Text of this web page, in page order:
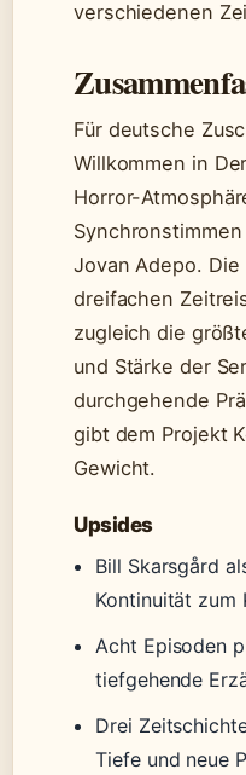
verschiedenen
Für deutsche
Willkommen in
Horror-
Jovan Adepo.
dreifachen
zugleich die
und Stärke der
durchgehende
gibt dem Projekt
Gewicht.
Upsides
Bill Skarsgård
Kontinuität zum
Acht Episoden
tiefgehende
Drei
Tiefe und neue